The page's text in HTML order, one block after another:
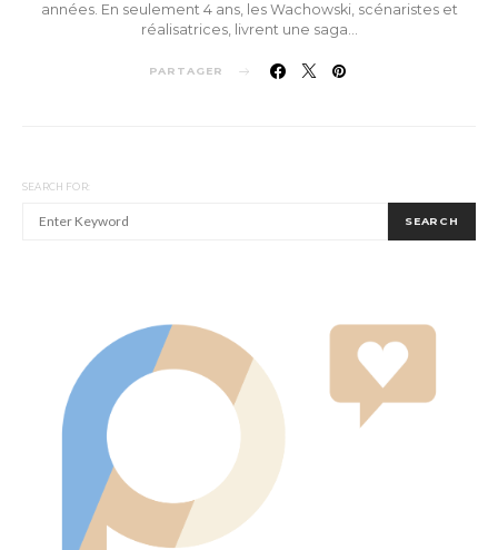
années. En seulement 4 ans, les Wachowski, scénaristes et
réalisatrices, livrent une saga…
PARTAGER
SEARCH FOR:
SEARCH